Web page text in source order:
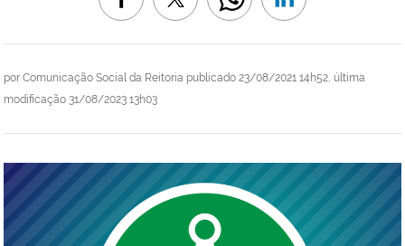
por Comunicação Social da Reitoria publicado 23/08/2021 14h52, última
modificação 31/08/2023 13h03